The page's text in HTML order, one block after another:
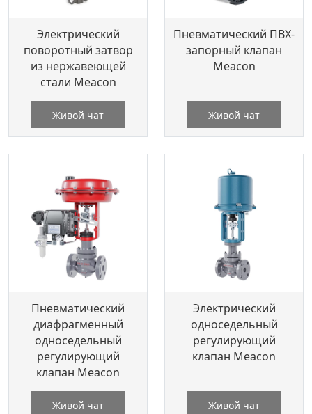
Электрический
поворотный затвор
из нержавеющей
стали Meacon
Живой чат
Пневматический ПВХ-
запорный клапан
Meacon
Живой чат
Пневматический
диафрагменный
односедельный
регулирующий
клапан Meacon
Живой чат
Электрический
односедельный
регулирующий
клапан Meacon
Живой чат